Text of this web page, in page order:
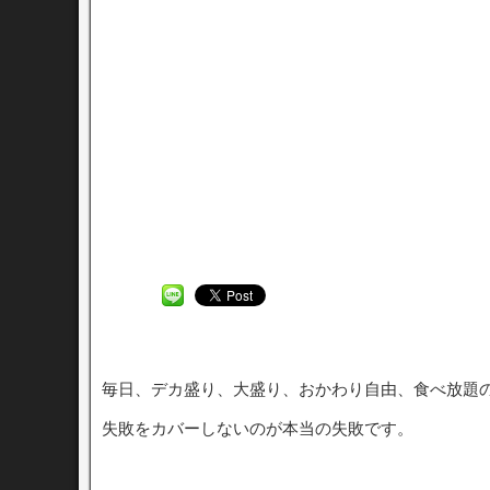
毎日、デカ盛り、大盛り、おかわり自由、食べ放題
失敗をカバーしないのが本当の失敗です。